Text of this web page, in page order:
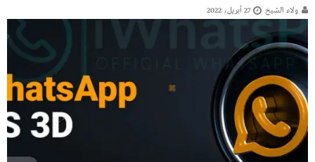
ولاء الشيخ 27 أبريل، 2022